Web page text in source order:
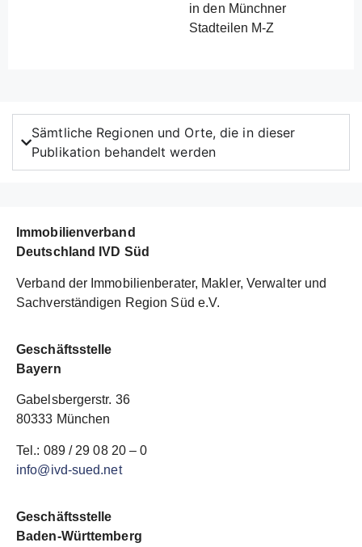
in den Münchner
Stadteilen M-Z
Sämtliche Regionen und Orte, die in dieser
Publikation behandelt werden
Immobilienverband
Deutschland IVD Süd
Verband der Immobilienberater, Makler, Verwalter und
Sachverständigen Region Süd e.V.
Geschäftsstelle
Bayern
Gabelsbergerstr. 36
80333 München
Tel.: 089 / 29 08 20 – 0
info@ivd-sued.net
Geschäftsstelle
Baden-Württemberg